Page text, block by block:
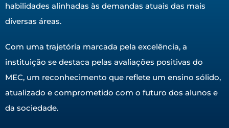
habilidades alinhadas às demandas atuais das mais
diversas áreas.
Com uma trajetória marcada pela excelência, a
instituição se destaca pelas avaliações positivas do
MEC, um reconhecimento que reflete um ensino sólido,
atualizado e comprometido com o futuro dos alunos e
da sociedade.